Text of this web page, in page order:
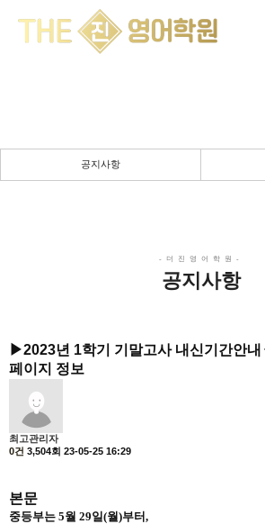
공지사항
공지사항
▶2023년 1학기 기말고사 내신기간안
페이지 정보
최고관리자
0건 3,504회 23-05-25 16:29
본문
중등부는 5월 29일(월)부터,